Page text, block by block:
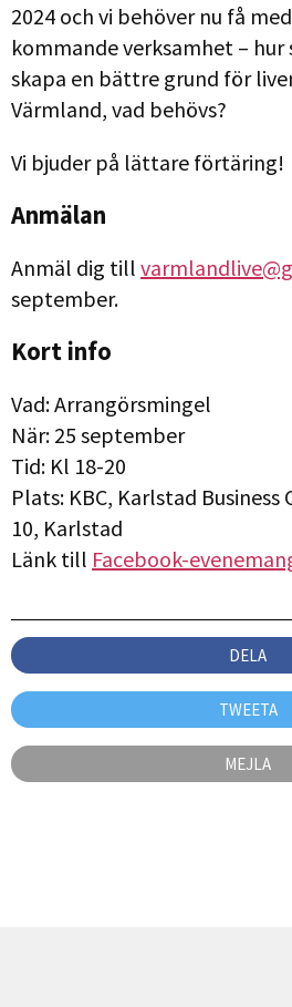
2024 och vi behöver nu få
kommande verksamhet –
skapa en bättre grund för
Värmland, vad behövs?
Vi bjuder på lättare förtäring!
Anmälan
Anmäl dig till
september.
Kort info
Vad: Arrangörsmingel
När: 25 september
Tid: Kl 18-20
Plats: KBC, Karlstad Business
10, Karlstad
Länk till Facebook-
DELA
TWEETA
MEJLA